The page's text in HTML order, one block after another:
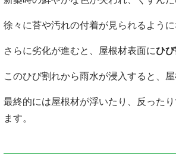
徐々に苔や汚れの付着が見られるよう
さらに劣化が進むと、屋根材表面にひ
このひび割れから雨水が浸入すると、
最終的には屋根材が浮いたり、反った
ます。